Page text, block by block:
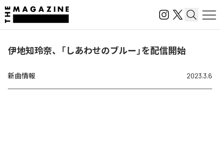
伊地知玲奈、「しあわせのブルー」を配信開始
新曲情報 2023.3.6